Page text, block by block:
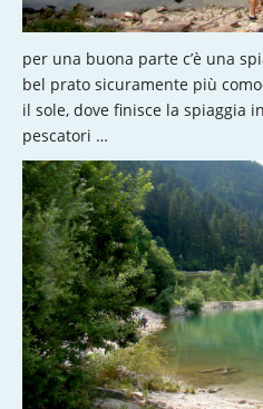
per una buona parte c’è una
bel prato sicuramente più
il sole, dove finisce la spiaggia
pescatori …